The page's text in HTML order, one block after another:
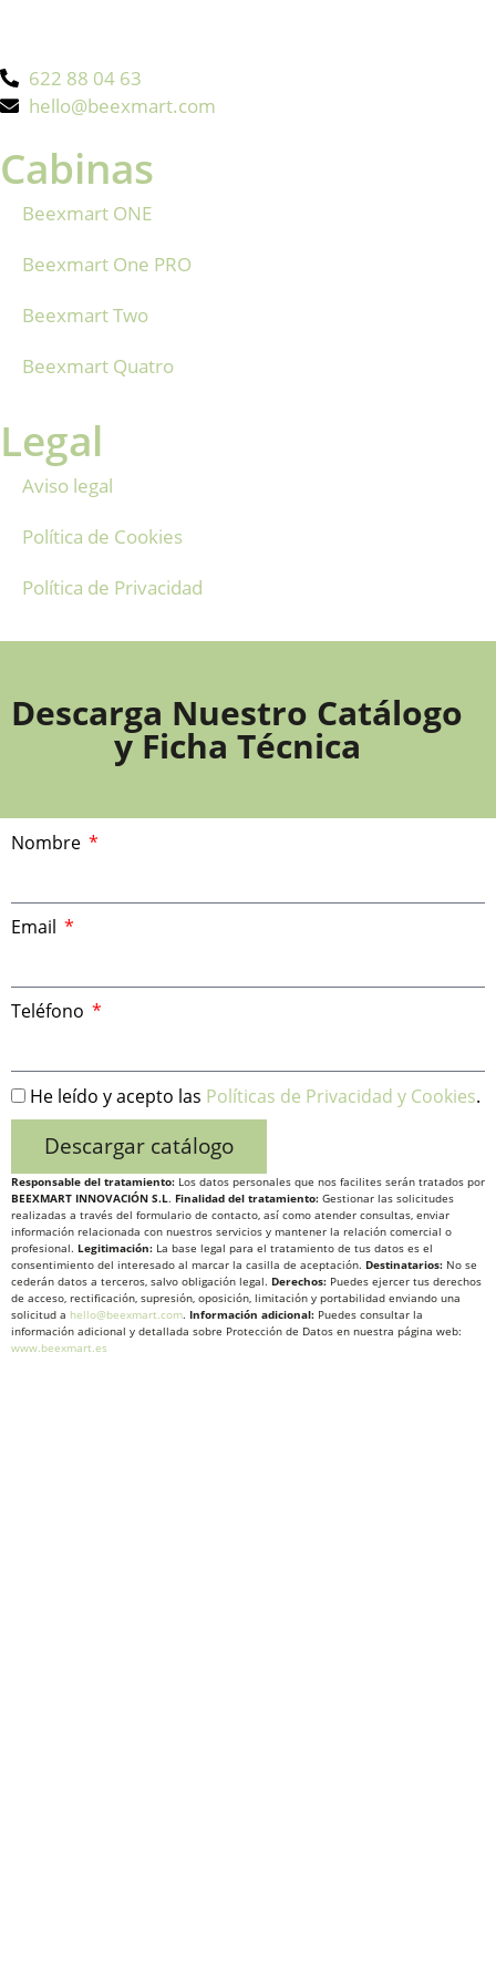
622 88 04 63
hello@beexmart.com
Cabinas
Beexmart ONE
Beexmart One PRO
Beexmart Two
Beexmart Quatro
Legal
Aviso legal
Política de Cookies
Política de Privacidad
Descarga Nuestro Catálogo
y Ficha Técnica
Nombre
Email
Teléfono
He leído y acepto las Políticas de Privacidad y Cookies.
Descargar catálogo
Responsable del tratamiento: Los datos personales que nos facilites serán tratados por
BEEXMART INNOVACIÓN S.L. Finalidad del tratamiento: Gestionar las solicitudes
realizadas a través del formulario de contacto, así como atender consultas, enviar
información relacionada con nuestros servicios y mantener la relación comercial o
profesional. Legitimación: La base legal para el tratamiento de tus datos es el
consentimiento del interesado al marcar la casilla de aceptación. Destinatarios: No se
cederán datos a terceros, salvo obligación legal. Derechos: Puedes ejercer tus derechos
de acceso, rectificación, supresión, oposición, limitación y portabilidad enviando una
solicitud a hello@beexmart.com. Información adicional: Puedes consultar la
información adicional y detallada sobre Protección de Datos en nuestra página web:
www.beexmart.es